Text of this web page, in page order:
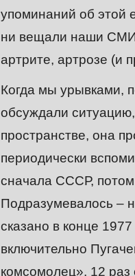
упоминаний об этой
ни вещали наши
артрите, артрозе (и
Когда мы урывками,
обсуждали
пространстве, она
периодически
сначала СССР,
Подразумевалось –
сказано в конце
включительно
комсомолец», 12 раз